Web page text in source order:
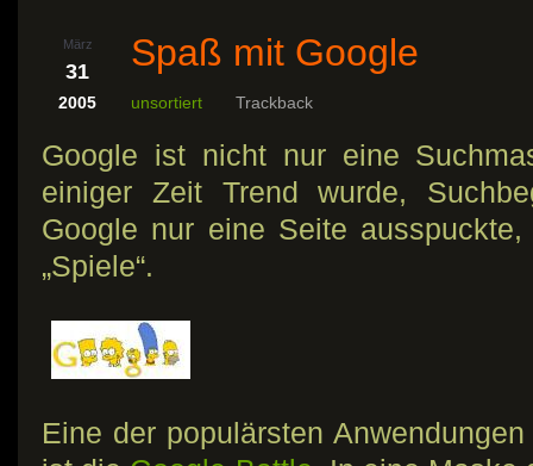
März
31
2005
Spaß mit Google
unsortiert Trackback
Google ist nicht nur eine
einiger Zeit Trend wurde,
Google nur eine Seite
„Spiele“.
Eine der populärsten